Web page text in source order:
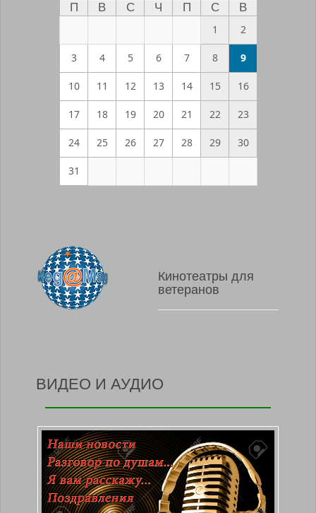
П В С Ч П С
В
1
2
3 4 5 6 7 8 9
10 11 12 13 14 15 16
17 18 19 20 21 22 23
24 25 26 27 28 29 30
31
Кинотеатры для
ветеранов
ВИДЕО И АУДИО